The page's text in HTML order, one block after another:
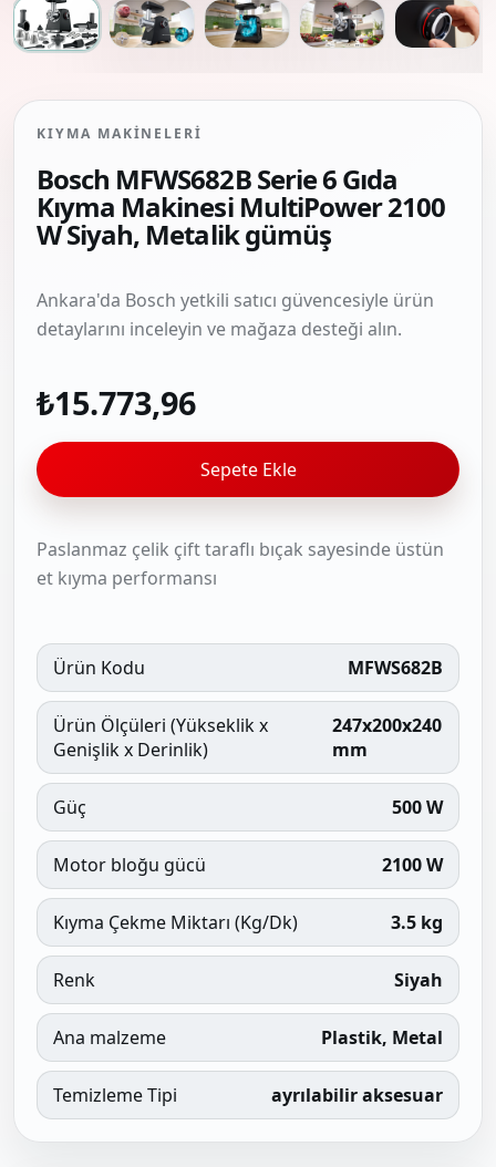
KIYMA MAKINELERI
Bosch MFWS682B Serie 6 Gıda
Kıyma Makinesi MultiPower 2100
W Siyah, Metalik gümüş
Ankara'da Bosch yetkili satıcı güvencesiyle ürün
detaylarını inceleyin ve mağaza desteği alın.
₺15.773,96
Sepete Ekle
Paslanmaz çelik çift taraflı bıçak sayesinde üstün
et kıyma performansı
Ürün Kodu MFWS682B
Ürün Ölçüleri (Yükseklik x
Genişlik x Derinlik)
247x200x240
mm
Güç 500 W
Motor bloğu gücü 2100 W
Kıyma Çekme Miktarı (Kg/Dk) 3.5 kg
Renk Siyah
Ana malzeme Plastik, Metal
Temizleme Tipi ayrılabilir aksesuar